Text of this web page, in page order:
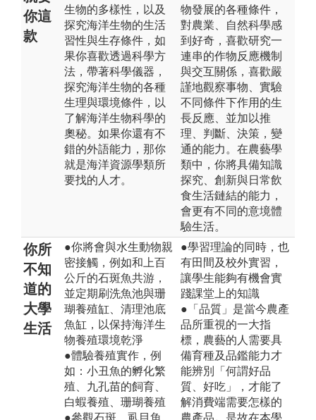
你這
款
生物的多樣性，以及
探究海洋生物的生活
習性與生存條件，如
果你喜歡透過科學方
法，帶著科學儀器，
探究海洋生物的各種
生理與環境條件，以
了解海洋生物科學的
奧秘。如果你還有不
錯的外語能力，那你
就是海洋資源學類所
要找的人才。
物發展的各種條件，
對農業、自然科學感
到好奇，喜歡研究一
連串的作物反應機制
與交互關係，喜歡嚴
謹地觀察事物、實驗
不同條件下作用的生
長反應、並加以推
理、判斷、決策，變
通的能力。在農藝學
類中，你將具備知識
探究、創新與日常飲
食生活鏈結的能力，
會更有不同的意境體
驗生活。
你所
不知
道的
大學
生活
●你將會與水生動物親
密接觸，例如和上百
公斤的石斑魚共游，
並定期刷洗魚池與珊
瑚養殖缸、清理池底
魚缸，以保持海洋生
物養殖環境乾淨
●體驗養殖實作，例
如：小丑魚的孵化繁
殖、九孔苗的飼育、
白蝦養殖、珊瑚養殖
●參觀石斑、虱目魚、
●學習理論的同時，也
有田間及校外實習，
讓學生能夠有機會實
踐課堂上的知識
●「品質」是當今農產
品所重視的一大指
標，農藝的人需要具
備育種及品鑑能力才
能辨別「何謂好品
質、好吃」，才能了
解消費端需要怎樣的
農產品。是故在本學